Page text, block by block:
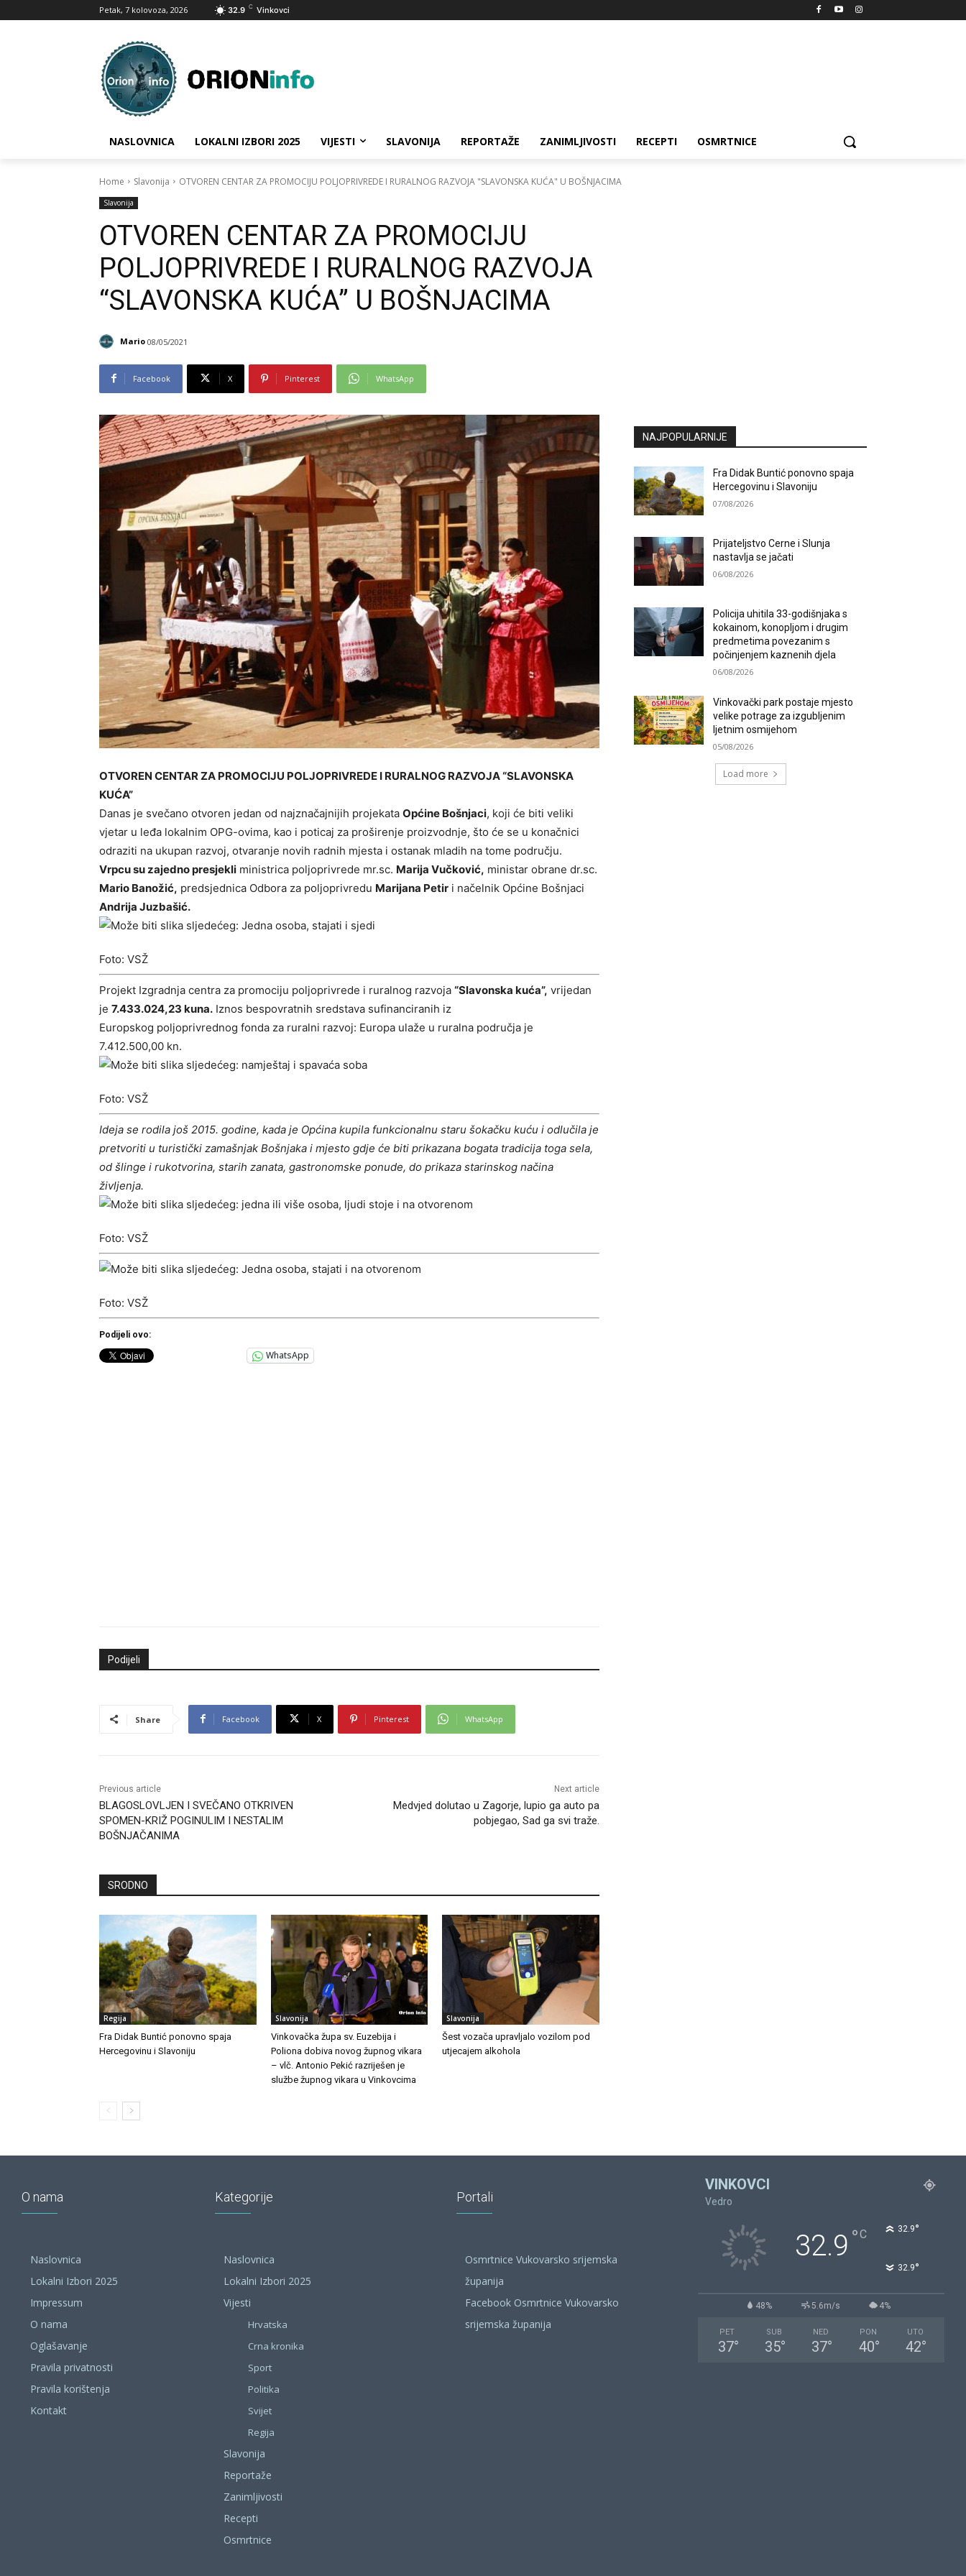
Petak, 7 kolovoza, 2026 32.9 C Vinkovci
NASLOVNICA LOKALNI IZBORI 2025 VIJESTI SLAVONIJA REPORTAŽE ZANIMLJIVOSTI RECEPTI OSMRTNICE
Home Slavonija OTVOREN CENTAR ZA PROMOCIJU POLJOPRIVREDE I RURALNOG RAZVOJA "SLAVONSKA KUĆA" U BOŠNJACIMA
Slavonija
OTVOREN CENTAR ZA PROMOCIJU
POLJOPRIVREDE I RURALNOG RAZVOJA
“SLAVONSKA KUĆA” U BOŠNJACIMA
Mario 08/05/2021
Facebook X Pinterest WhatsApp
OTVOREN CENTAR ZA PROMOCIJU POLJOPRIVREDE I RURALNOG RAZVOJA “SLAVONSKA
KUĆA”
Danas je svečano otvoren jedan od najznačajnijih projekata Općine Bošnjaci, koji će biti veliki
vjetar u leđa lokalnim OPG-ovima, kao i poticaj za proširenje proizvodnje, što će se u konačnici
odraziti na ukupan razvoj, otvaranje novih radnih mjesta i ostanak mladih na tome području.
Vrpcu su zajedno presjekli ministrica poljoprivrede mr.sc. Marija Vučković, ministar obrane dr.sc.
Mario Banožić, predsjednica Odbora za poljoprivredu Marijana Petir i načelnik Općine Bošnjaci
Andrija Juzbašić.
Foto: VSŽ
Projekt Izgradnja centra za promociju poljoprivrede i ruralnog razvoja “Slavonska kuća”, vrijedan
je 7.433.024,23 kuna. Iznos bespovratnih sredstava sufinanciranih iz
Europskog poljoprivrednog fonda za ruralni razvoj: Europa ulaže u ruralna područja je
7.412.500,00 kn.
Foto: VSŽ
Ideja se rodila još 2015. godine, kada je Općina kupila funkcionalnu staru šokačku kuću i odlučila je
pretvoriti u turistički zamašnjak Bošnjaka i mjesto gdje će biti prikazana bogata tradicija toga sela,
od šlinge i rukotvorina, starih zanata, gastronomske ponude, do prikaza starinskog načina
življenja.
Foto: VSŽ
Foto: VSŽ
Podijeli ovo:
WhatsApp
Podijeli
Share Facebook X Pinterest WhatsApp
Previous article
BLAGOSLOVLJEN I SVEČANO OTKRIVEN
SPOMEN-KRIŽ POGINULIM I NESTALIM
BOŠNJAČANIMA
Next article
Medvjed dolutao u Zagorje, lupio ga auto pa
pobjegao, Sad ga svi traže.
SRODNO
Regija
Fra Didak Buntić ponovno spaja
Hercegovinu i Slavoniju
Slavonija
Vinkovačka župa sv. Euzebija i
Poliona dobiva novog župnog vikara
– vlč. Antonio Pekić razriješen je
službe župnog vikara u Vinkovcima
Slavonija
Šest vozača upravljalo vozilom pod
utjecajem alkohola
NAJPOPULARNIJE
Fra Didak Buntić ponovno spaja
Hercegovinu i Slavoniju
07/08/2026
Prijateljstvo Cerne i Slunja
nastavlja se jačati
06/08/2026
Policija uhitila 33-godišnjaka s
kokainom, konopljom i drugim
predmetima povezanim s
počinjenjem kaznenih djela
06/08/2026
Vinkovački park postaje mjesto
velike potrage za izgubljenim
ljetnim osmijehom
05/08/2026
Load more
O nama
Naslovnica
Lokalni Izbori 2025
Impressum
O nama
Oglašavanje
Pravila privatnosti
Pravila korištenja
Kontakt
Kategorije
Naslovnica
Lokalni Izbori 2025
Vijesti
Hrvatska
Crna kronika
Sport
Politika
Svijet
Regija
Slavonija
Reportaže
Zanimljivosti
Recepti
Osmrtnice
Portali
Osmrtnice Vukovarsko srijemska
županija
Facebook Osmrtnice Vukovarsko
srijemska županija
VINKOVCI
Vedro
32.9 °C 32.9°
32.9°
48% 5.6m/s 4%
PET
37°
SUB
35°
NED
37°
PON
40°
UTO
42°